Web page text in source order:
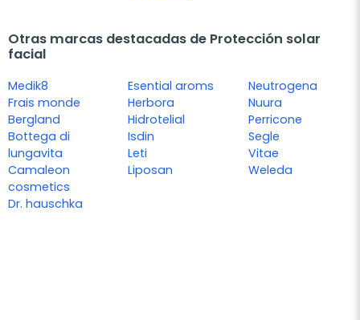
Otras marcas destacadas de Protección solar
facial
Medik8
Frais monde
Bergland
Bottega di
lungavita
Camaleon
cosmetics
Dr. hauschka
Esential aroms
Herbora
Hidrotelial
Isdin
Leti
Liposan
Neutrogena
Nuura
Perricone
Segle
Vitae
Weleda